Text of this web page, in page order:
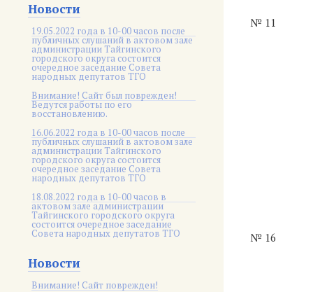
Новости
19.05.2022 года в 10-00 часов после
публичных слушаний в актовом зале
администрации Тайгинского
городского округа состоится
очередное заседание Совета
народных депутатов ТГО
Внимание! Сайт был поврежден!
Ведутся работы по его
восстановлению.
16.06.2022 года в 10-00 часов после
публичных слушаний в актовом зале
администрации Тайгинского
городского округа состоится
очередное заседание Совета
народных депутатов ТГО
18.08.2022 года в 10-00 часов в
актовом зале администрации
Тайгинского городского округа
состоится очередное заседание
Совета народных депутатов ТГО
Новости
Внимание! Сайт поврежден!
№ 11
№ 16